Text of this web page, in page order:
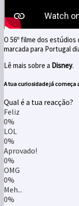
O 56º filme dos estúdios
marcada para Portugal
Lê mais sobre a Disney.
A tua curiosidade já começa
Qual é a tua reacção?
Feliz
0%
LOL
0%
Aprovado!
0%
OMG
0%
Meh...
0%